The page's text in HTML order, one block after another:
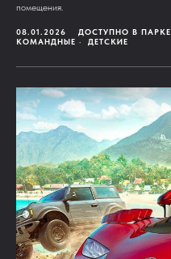
помещения.
08.01.2026 ДОСТУПНО В ПАРКЕ
КОМАНДНЫЕ
ДЕТСКИЕ